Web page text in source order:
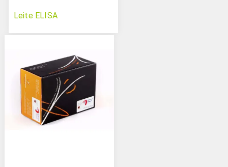
Leite ELISA